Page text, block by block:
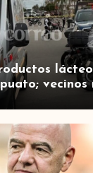
vecinos
de auxiliar a